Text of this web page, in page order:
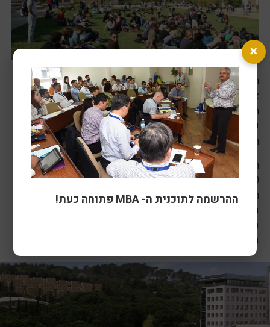
הלימודים מתקיימים בקמפוס הטכניון בחיפה בימי חמישי
אחה"צ (14:00 עד 22:00) ובימי שישי (9:00-13:00).
התוכנית מתפרשת על פני תשע תקופות (מיני סמסטרים)
של שמונה שבועות כל אחת, לתקופה כוללת של 21
חודשים.
התכנית בנויה מ 52 נקודות לימוד, מתוכם 30 נקודות חובה,
20 נקודות בחירה ו- 2 נקודות לימוד של אנגלית מורחבת.
רוב הקורסים בתכנית הם של 2 נקודות זכות, קורסים
נקודות לימוד).
×
ההרשמה לתוכנית ה- MBA פתוחה כעת!